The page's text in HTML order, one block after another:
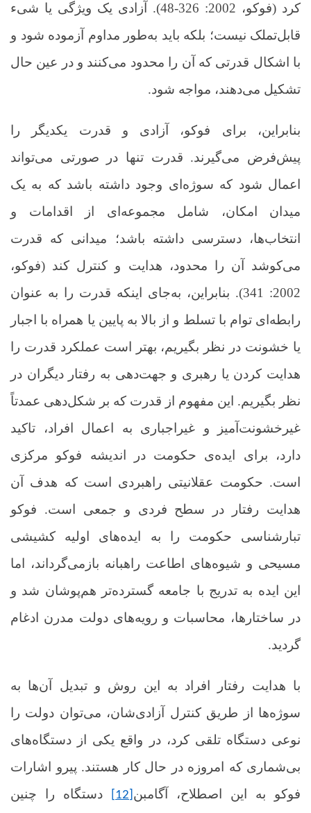
کرد (فوکو، 2002: 326-48). آزادی یک ویژگی یا شیء
قابل‌تملک نیست؛ بلکه باید به‌طور مداوم آزموده شود و
با اشکال قدرتی که آن را محدود می‌کنند و در عین حال
تشکیل می‌دهند، مواجه شود.
بنابراین، برای فوکو، آزادی و قدرت یکدیگر را
پیش‌فرض می‌گیرند. قدرت تنها در صورتی می‌تواند
اعمال شود که سوژه‌ای وجود داشته باشد که به یک
میدان امکان، شامل مجموعه‌ای از اقدامات و
انتخاب‌ها، دسترسی داشته باشد؛ میدانی که قدرت
می‌کوشد آن را محدود، هدایت و کنترل کند (فوکو،
2002: 341). بنابراین، به‌جای اینکه قدرت را به عنوان
رابطه‌ای توام با تسلط و از بالا به پایین یا همراه با اجبار
یا خشونت در نظر بگیریم، بهتر است عملکرد قدرت را
هدایت کردن یا رهبری و جهت‌دهی به رفتار دیگران در
نظر بگیریم. این مفهوم از قدرت که بر شکل‌دهی عمدتاً
غیرخشونت‌آمیز و غیراجباری به اعمال افراد، تاکید
دارد، برای ایده‌ی حکومت در اندیشه فوکو مرکزی
است. حکومت عقلانیتی راهبردی است که هدف آن
هدایت رفتار در سطح فردی و جمعی است. فوکو
تبارشناسی حکومت را به ایده‌های اولیه کشیشی
مسیحی و شیوه‌های اطاعت راهبانه بازمی‌گرداند، اما
این ایده به تدریج با جامعه گسترده‌تر هم‌پوشان شد و
در ساختارها، محاسبات و رویه‌های دولت مدرن ادغام
گردید.
با هدایت رفتار افراد به این روش و تبدیل آن‌ها به
سوژه‌ها از طریق کنترل آزادی‌شان، می‌توان دولت را
نوعی دستگاه تلقی کرد،در واقع یکی از دستگاه‌های
بی‌شماری که امروزه در حال کار هستند. پیرو اشارات
فوکو به این اصطلاح، آگامبن
دستگاه را چنین